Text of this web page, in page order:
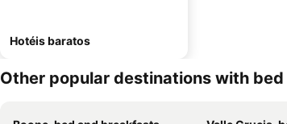
Hotéis baratos
Other popular destinations with